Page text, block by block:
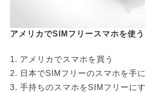
アメリカでSIMフリースマホを使
1. アメリカでスマホを買う
2. 日本でSIMフリーのスマホを手
3. 手持ちのスマホをSIMフリーに